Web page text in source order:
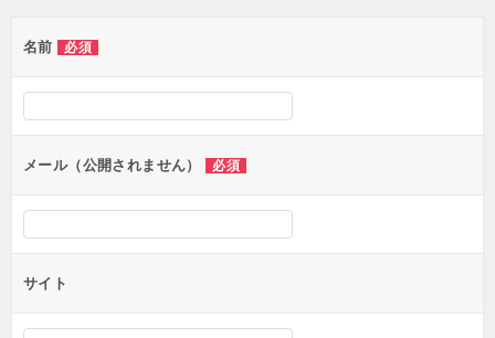
ー
シ
ン
名前 必須
メール（公開されません） 必須
サイト